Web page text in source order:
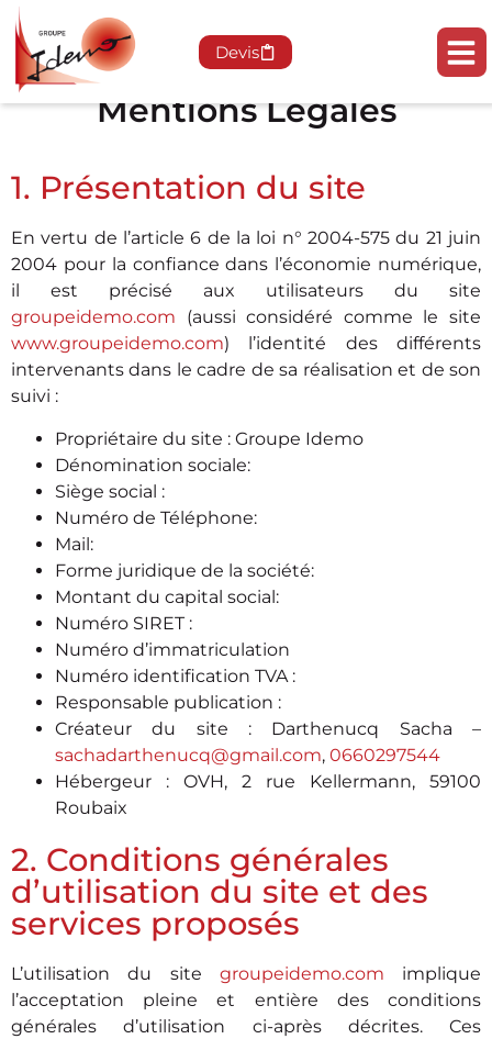
Devis
Mentions Légales
1. Présentation du site
En vertu de l’article 6 de la loi n° 2004-575 du 21 juin
2004 pour la confiance dans l’économie numérique,
il est précisé aux utilisateurs du site
groupeidemo.com (aussi considéré comme le site
www.groupeidemo.com) l’identité des différents
intervenants dans le cadre de sa réalisation et de son
suivi :
Propriétaire du site : Groupe Idemo
Dénomination sociale:
Siège social :
Numéro de Téléphone:
Mail:
Forme juridique de la société:
Montant du capital social:
Numéro SIRET :
Numéro d’immatriculation
Numéro identification TVA :
Responsable publication :
Créateur du site : Darthenucq Sacha –
sachadarthenucq@gmail.com, 0660297544
Hébergeur : OVH, 2 rue Kellermann, 59100
Roubaix
2. Conditions générales
d’utilisation du site et des
services proposés
L’utilisation du site groupeidemo.com implique
l’acceptation pleine et entière des conditions
générales d’utilisation ci-après décrites. Ces